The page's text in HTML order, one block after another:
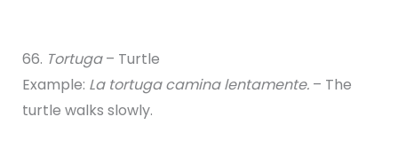
66. Tortuga– Turtle
Example: La tortuga camina lentamente.– The
turtle walks slowly.